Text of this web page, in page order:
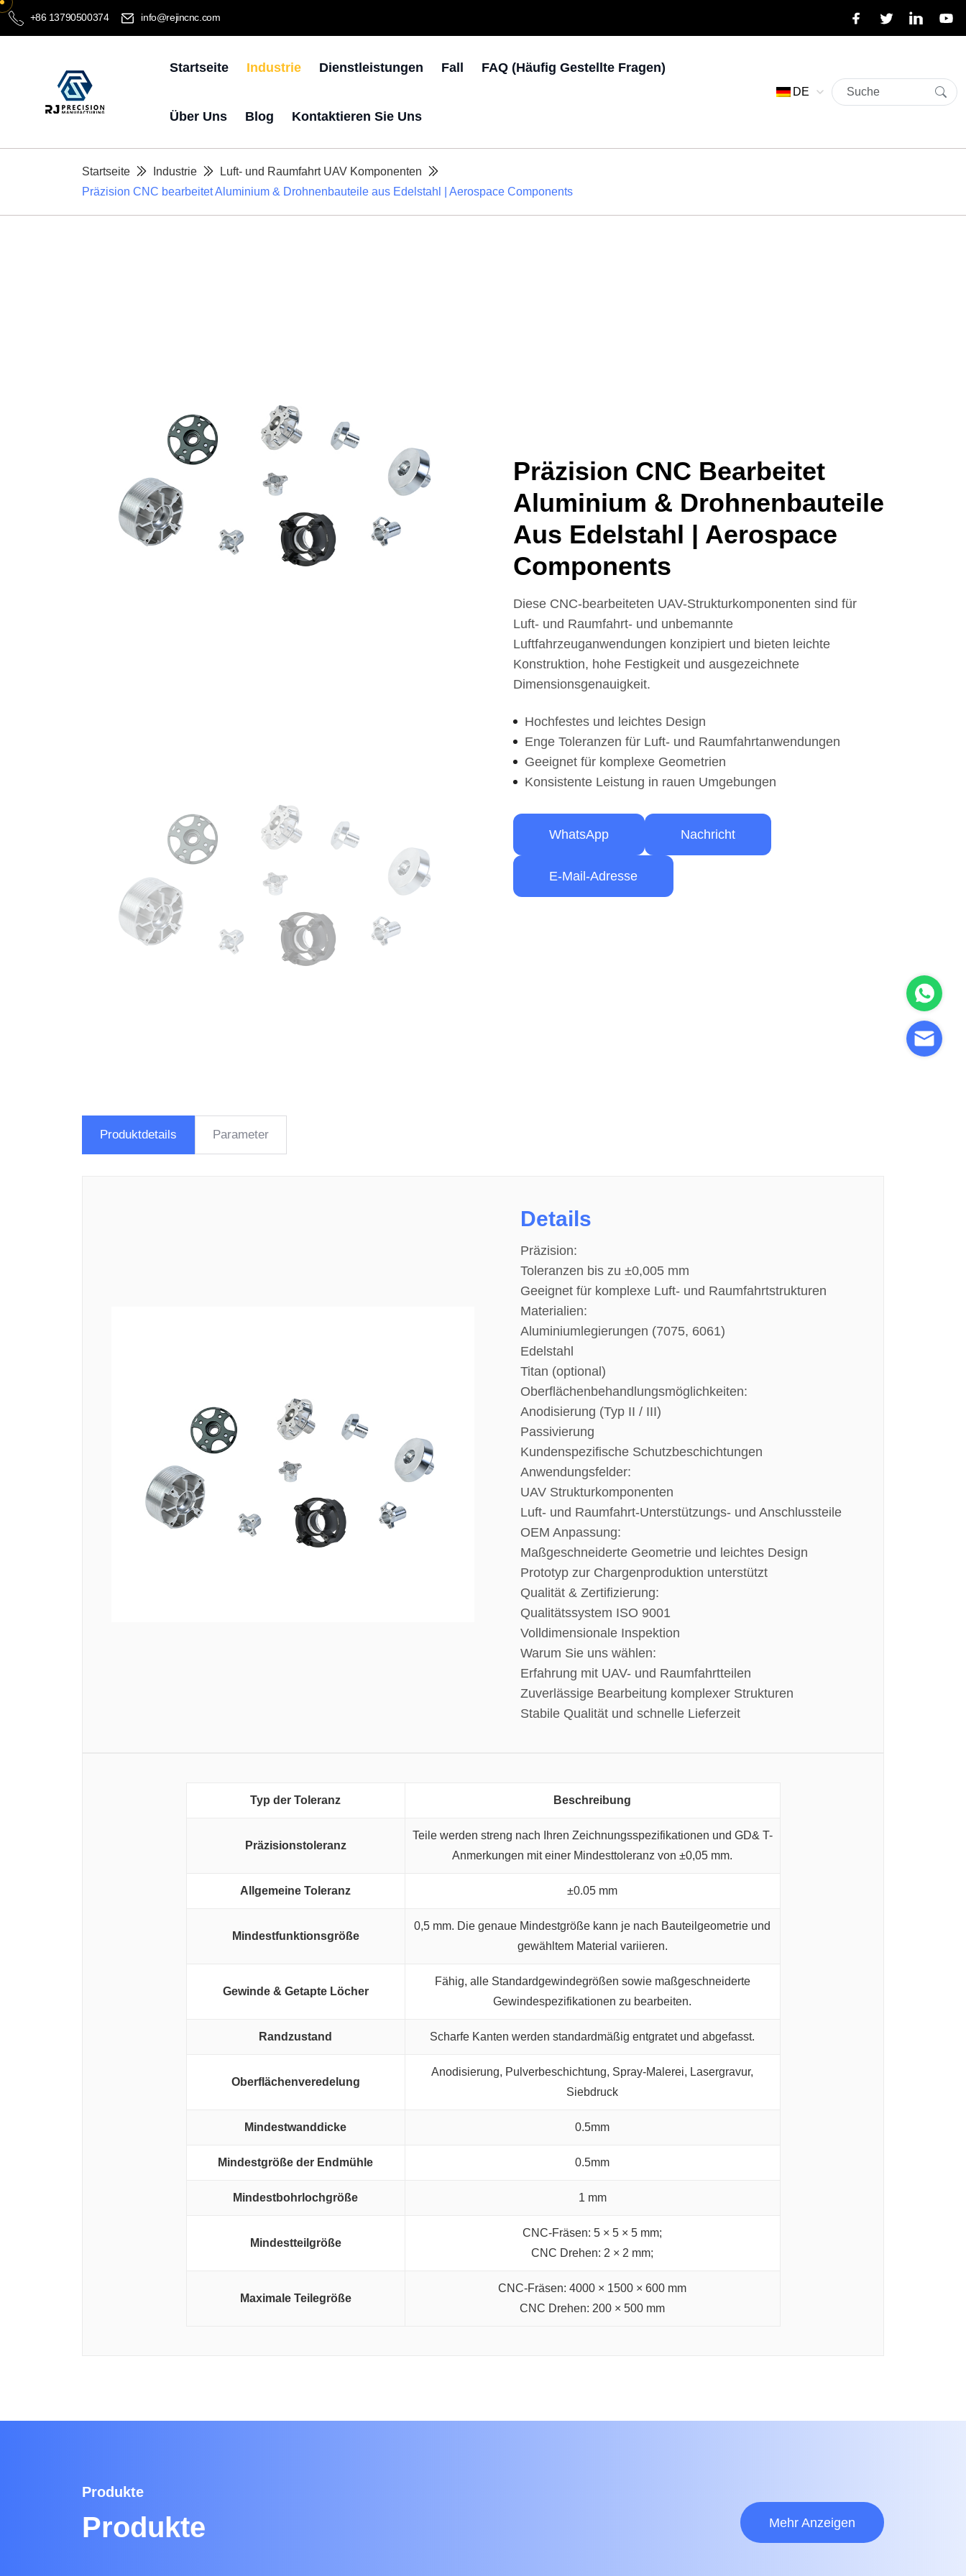
+86 13790500374 info@rejincnc.com
Startseite Industrie Dienstleistungen Fall FAQ (häufig Gestellte Fragen)
Über Uns Blog Kontaktieren Sie Uns
DE
Startseite Industrie
Luft- und Raumfahrt UAV Komponenten
Präzision CNC bearbeitet Aluminium & Drohnenbauteile aus Edelstahl | Aerospace Components
Präzision CNC Bearbeitet
Aluminium & Drohnenbauteile
Aus Edelstahl | Aerospace
Components
Diese CNC-bearbeiteten UAV-Strukturkomponenten sind für
Luft- und Raumfahrt- und unbemannte
Luftfahrzeuganwendungen konzipiert und bieten leichte
Konstruktion, hohe Festigkeit und ausgezeichnete
Dimensionsgenauigkeit.
Hochfestes und leichtes Design
Enge Toleranzen für Luft- und Raumfahrtanwendungen
Geeignet für komplexe Geometrien
Konsistente Leistung in rauen Umgebungen
WhatsApp Nachricht
E-Mail-Adresse
Produktdetails Parameter
Details
Präzision:
Toleranzen bis zu ±0,005 mm
Geeignet für komplexe Luft- und Raumfahrtstrukturen
Materialien:
Aluminiumlegierungen (7075, 6061)
Edelstahl
Titan (optional)
Oberflächenbehandlungsmöglichkeiten:
Anodisierung (Typ II / III)
Passivierung
Kundenspezifische Schutzbeschichtungen
Anwendungsfelder:
UAV Strukturkomponenten
Luft- und Raumfahrt-Unterstützungs- und Anschlussteile
OEM Anpassung:
Maßgeschneiderte Geometrie und leichtes Design
Prototyp zur Chargenproduktion unterstützt
Qualität & Zertifizierung:
Qualitätssystem ISO 9001
Volldimensionale Inspektion
Warum Sie uns wählen:
Erfahrung mit UAV- und Raumfahrtteilen
Zuverlässige Bearbeitung komplexer Strukturen
Stabile Qualität und schnelle Lieferzeit
Typ der Toleranz Beschreibung
Präzisionstoleranz
Teile werden streng nach Ihren Zeichnungsspezifikationen und GD& T-
Anmerkungen mit einer Mindesttoleranz von ±0,05 mm.
Allgemeine Toleranz ±0.05 mm
Mindestfunktionsgröße
0,5 mm. Die genaue Mindestgröße kann je nach Bauteilgeometrie und
gewähltem Material variieren.
Gewinde & Getapte Löcher
Fähig, alle Standardgewindegrößen sowie maßgeschneiderte
Gewindespezifikationen zu bearbeiten.
Randzustand Scharfe Kanten werden standardmäßig entgratet und abgefasst.
Oberflächenveredelung
Anodisierung, Pulverbeschichtung, Spray-Malerei, Lasergravur,
Siebdruck
Mindestwanddicke 0.5mm
Mindestgröße der Endmühle 0.5mm
Mindestbohrlochgröße 1 mm
Mindestteilgröße
CNC-Fräsen: 5 × 5 × 5 mm;
CNC Drehen: 2 × 2 mm;
Maximale Teilegröße
CNC-Fräsen: 4000 × 1500 × 600 mm
CNC Drehen: 200 × 500 mm
Produkte
Produkte Mehr Anzeigen